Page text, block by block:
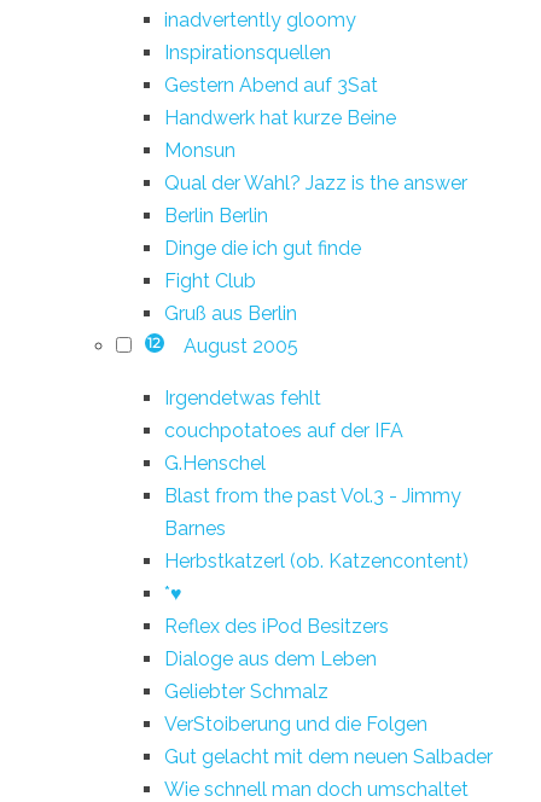
inadvertently gloomy
Inspirationsquellen
Gestern Abend auf 3Sat
Handwerk hat kurze Beine
Monsun
Qual der Wahl? Jazz is the answer
Berlin Berlin
Dinge die ich gut finde
Fight Club
Gruß aus Berlin
12 August 2005
Irgendetwas fehlt
couchpotatoes auf der IFA
G.Henschel
Blast from the past Vol.3 - Jimmy
Barnes
Herbstkatzerl (ob. Katzencontent)
*♥
Reflex des iPod Besitzers
Dialoge aus dem Leben
Geliebter Schmalz
VerStoiberung und die Folgen
Gut gelacht mit dem neuen Salbader
Wie schnell man doch umschaltet